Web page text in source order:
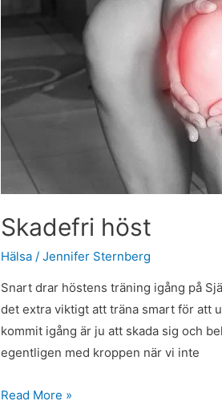
Skadefri höst
Hälsa /Jennifer Sternberg
Snart drar höstens träning igång på
det extra viktigt att träna smart för att
kommit igång är ju att skada sig och
egentligen med kroppen när vi inte
Skadefri
Read More »